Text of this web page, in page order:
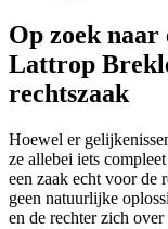
Op zoek
Lattrop
rechtszaak
Hoewel er
ze allebei iets
een zaak echt voor de
geen natuurlijke
en de rechter zich